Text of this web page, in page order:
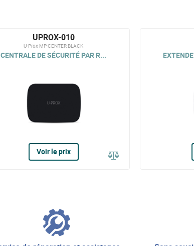
UPROX-010
U-Prox MP CENTER BLACK
CENTRALE DE SÉCURITÉ PAR R...
Voir le prix